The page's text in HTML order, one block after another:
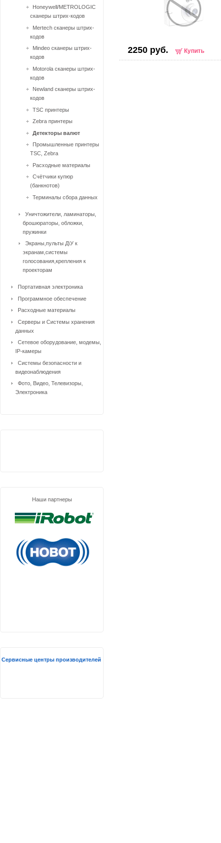
2250 руб. Купить
Honeywell/METROLOGIC
сканеры штрих-кодов
Mertech сканеры штрих-
кодов
Mindeo сканеры штрих-
кодов
Motorola сканеры штрих-
кодов
Newland сканеры штрих-
кодов
TSC принтеры
Zebra принтеры
Детекторы валют
Промышленные принтеры
TSC, Zebra
Расходные материалы
Счётчики купюр
(банкнотов)
Терминалы сбора данных
Уничтожители, ламинаторы,
брошюраторы, обложки,
пружинки
Экраны,пульты Д\У к
экранам,системы
голосования,крепления к
проекторам
Портативная электроника
Программное обеспечение
Расходные материалы
Серверы и Системы хранения
данных
Сетевое оборудование, модемы,
IP-камеры
Системы безопасности и
видеонаблюдения
Фото, Видео, Телевизоры,
Электроника
Наши партнеры
Сервисные центры производителей